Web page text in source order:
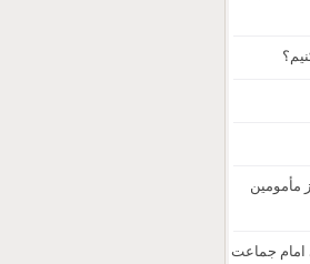
مأمومین
امام جماعت